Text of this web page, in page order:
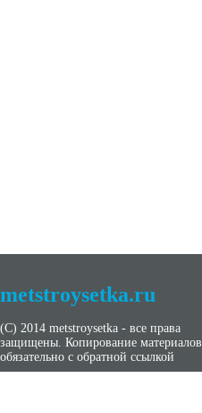
metstroysetka.ru
(С) 2014 metstroysetka - все права
защищены. Копирование материалов
обязательно с обратной ссылкой